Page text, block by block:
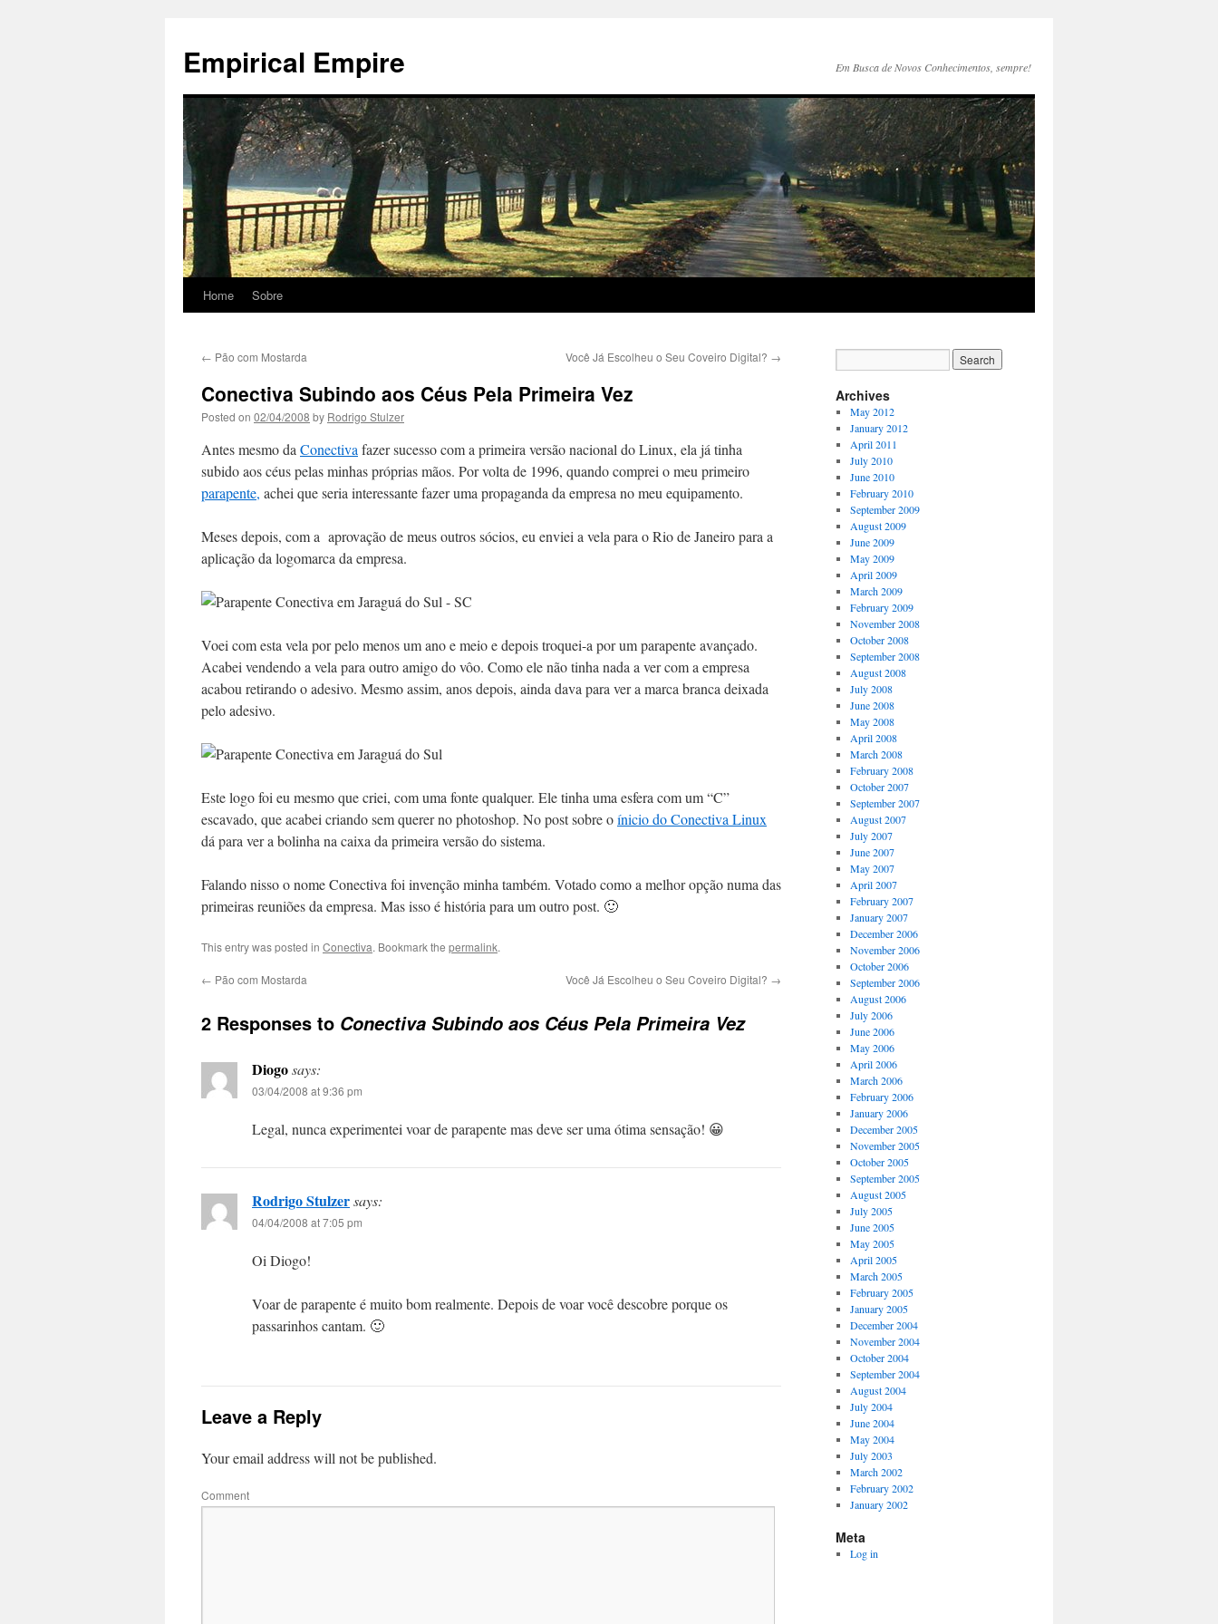
Empirical Empire Em Busca de Novos Conhecimentos, sempre!
Skip
content
Home Sobre
← Pão com Mostarda Você Já Escolheu o Seu Coveiro Digital? →
Conectiva Subindo aos Céus Pela Primeira Vez
Posted on 02/04/2008 by Rodrigo Stulzer
Antes mesmo da Conectiva fazer sucesso com a primeira versão nacional do Linux, ela já tinha
subido aos céus pelas minhas próprias mãos. Por volta de 1996, quando comprei o meu primeiro
parapente, achei que seria interessante fazer uma propaganda da empresa no meu equipamento.
Meses depois, com a aprovação de meus outros sócios, eu enviei a vela para o Rio de Janeiro para a
aplicação da logomarca da empresa.
Voei com esta vela por pelo menos um ano e meio e depois troquei-a por um parapente avançado.
Acabei vendendo a vela para outro amigo do vôo. Como ele não tinha nada a ver com a empresa
acabou retirando o adesivo. Mesmo assim, anos depois, ainda dava para ver a marca branca deixada
pelo adesivo.
Este logo foi eu mesmo que criei, com uma fonte qualquer. Ele tinha uma esfera com um “C”
escavado, que acabei criando sem querer no photoshop. No post sobre oínicio do Conectiva Linux
dá para ver a bolinha na caixa da primeira versão do sistema.
Falando nisso o nome Conectiva foi invenção minha também. Votado como a melhor opção numa das
primeiras reuniões da empresa. Mas isso é história para um outro post. 🙂
This entry was posted in Conectiva. Bookmark the permalink.
← Pão com Mostarda Você Já Escolheu o Seu Coveiro Digital? →
2 Responses to Conectiva Subindo aos Céus Pela Primeira Vez
Diogosays:
03/04/2008 at 9:36 pm
Legal, nunca experimentei voar de parapente mas deve ser uma ótima sensação! 😀
Rodrigo Stulzersays:
04/04/2008 at 7:05 pm
Oi Diogo!
Voar de parapente é muito bom realmente. Depois de voar você descobre porque os
passarinhos cantam. 🙂
Leave a Reply
Your email address will not be published.
Comment
Archives
May 2012
January 2012
April 2011
July 2010
June 2010
February 2010
September 2009
August 2009
June 2009
May 2009
April 2009
March 2009
February 2009
November 2008
October 2008
September 2008
August 2008
July 2008
June 2008
May 2008
April 2008
March 2008
February 2008
October 2007
September 2007
August 2007
July 2007
June 2007
May 2007
April 2007
February 2007
January 2007
December 2006
November 2006
October 2006
September 2006
August 2006
July 2006
June 2006
May 2006
April 2006
March 2006
February 2006
January 2006
December 2005
November 2005
October 2005
September 2005
August 2005
July 2005
June 2005
May 2005
April 2005
March 2005
February 2005
January 2005
December 2004
November 2004
October 2004
September 2004
August 2004
July 2004
June 2004
May 2004
July 2003
March 2002
February 2002
January 2002
Meta
Log in